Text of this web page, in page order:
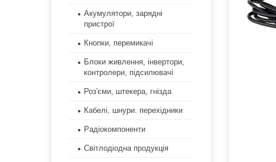
Акумулятори, зарядні
пристрої
Кнопки, перемикачі
Блоки живлення, інвертори,
контролери, підсилювачі
Роз'єми, штекера, гнізда
Кабелі, шнури. перехідники
Радіокомпоненти
Світлодіодна продукція